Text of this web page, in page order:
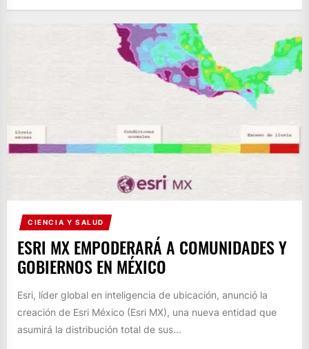
CIENCIA Y SALUD
ESRI MX EMPODERARÁ A COMUNIDADES Y
GOBIERNOS EN MÉXICO
Esri, líder global en inteligencia de ubicación, anunció la
creación de Esri México (Esri MX), una nueva entidad que
asumirá la distribución total de sus...